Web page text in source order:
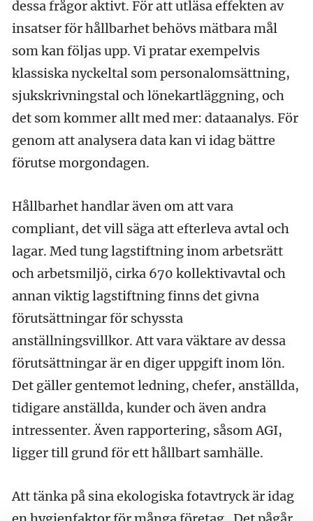
dessa frågor aktivt. För att utläsa effekten av
insatser för hållbarhet behövs mätbara mål
som kan följas upp. Vi pratar exempelvis
klassiska nyckeltal som personalomsättning,
sjukskrivningstal och lönekartläggning, och
det som kommer allt med mer: dataanalys. För
genom att analysera data kan vi idag bättre
förutse morgondagen.
Hållbarhet handlar även om att vara
compliant, det vill säga att efterleva avtal och
lagar. Med tung lagstiftning inom arbetsrätt
och arbetsmiljö, cirka 670 kollektivavtal och
annan viktig lagstiftning finns det givna
förutsättningar för schyssta
anställningsvillkor. Att vara väktare av dessa
förutsättningar är en diger uppgift inom lön.
Det gäller gentemot ledning, chefer, anställda,
tidigare anställda, kunder och även andra
intressenter. Även rapportering, såsom AGI,
ligger till grund för ett hållbart samhälle.
Att tänka på sina ekologiska fotavtryck är idag